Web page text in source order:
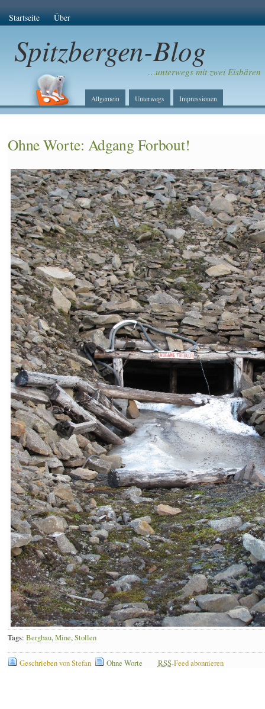
Startseite Über
Spitzbergen-Blog
…unterwegs mit zwei Eisbären
Allgemein Unterwegs Impressionen
Ohne Worte: Adgang Forbout!
Tags: Bergbau,Mine,Stollen
Geschrieben von Stefan Ohne Worte RSS-Feed abonnieren